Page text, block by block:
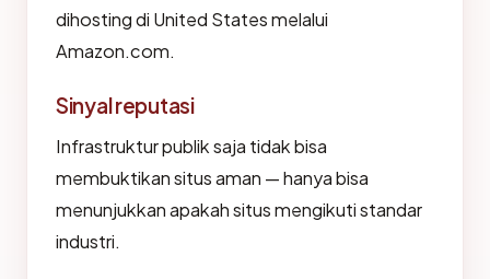
dihosting di United States melalui
Amazon.com.
Sinyal reputasi
Infrastruktur publik saja tidak bisa
membuktikan situs aman — hanya bisa
menunjukkan apakah situs mengikuti standar
industri.